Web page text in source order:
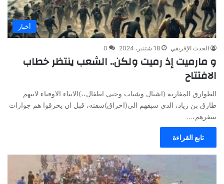
أخبار
الحدث الإفريقي 18 شتنبر، 2024 0
و مارميت إذ رميت ولكن.. الشعب ينتظر خطاب
الافتتاح
الطوارق المغاربة (اشبال وشباب وحتى اطفال،،)الابناء الاوفياء لابيهم
طارق بن زياد، الذي سبقهم الى(احراق)سفنه، قبل ان يحرقوا هم جوازات
سفرهم،…
تابع القراءة